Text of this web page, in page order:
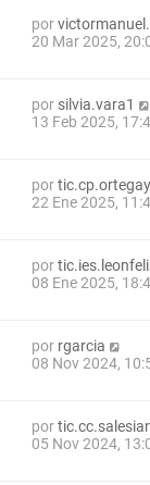
por
20 Mar 2025,
por silvia.vara1
13 Feb 2025,
por
22 Ene 2025,
por
08 Ene 2025,
por rgarcia
08 Nov 2024,
por
05 Nov 2024,